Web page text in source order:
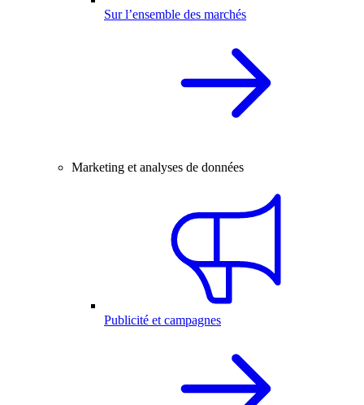
Sur l’ensemble des marchés
Marketing et analyses de données
Publicité et campagnes